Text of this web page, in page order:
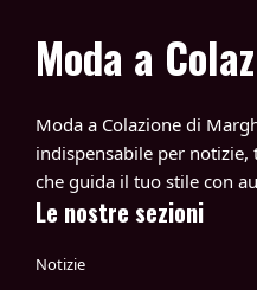
Moda a
Moda a Colazione di
indispensabile per notizie,
che guida il tuo stile con
Le nostre sezioni
Notizie